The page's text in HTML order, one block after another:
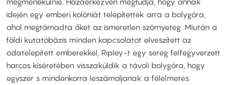
idején egy emberi kolóniát telepítettek arra a bolygóra,
ahol megtámadta őket az ismeretlen szörnyeteg. Miután a
földi kutatóbázis minden kapcsolatot elveszített az
odatelepített emberekkel, Ripley-t egy sereg felfegyverzett
harcos kíséretében visszaküldik a távoli bolygóra, hogy
egyszer s mindenkorra leszámoljanak a félelmetes